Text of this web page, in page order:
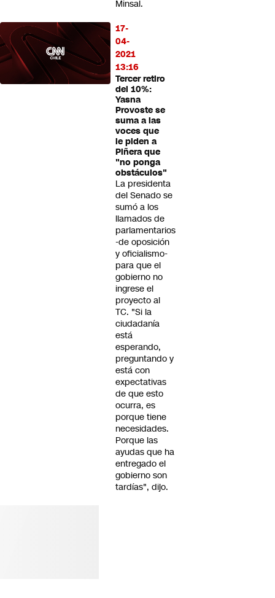
Minsal.
17-
04-
2021
13:16
Tercer retiro
del 10%:
Yasna
Provoste se
suma a las
voces que
le piden a
Piñera que
"no ponga
obstáculos"
La presidenta
del Senado se
sumó a los
llamados de
parlamentarios
-de oposición
y oficialismo-
para que el
gobierno no
ingrese el
proyecto al
TC. "Si la
ciudadanía
está
esperando,
preguntando y
está con
expectativas
de que esto
ocurra, es
porque tiene
necesidades.
Porque las
ayudas que ha
entregado el
gobierno son
tardías", dijo.